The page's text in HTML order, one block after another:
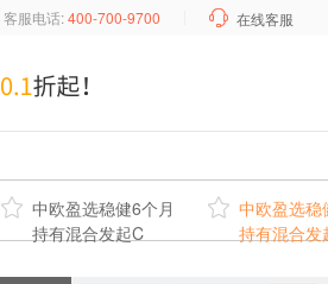
客服电话:400-700-9700  在线客服
 中欧盈选稳健6个月
持有混合发起C
 中欧盈选稳
持有混合发